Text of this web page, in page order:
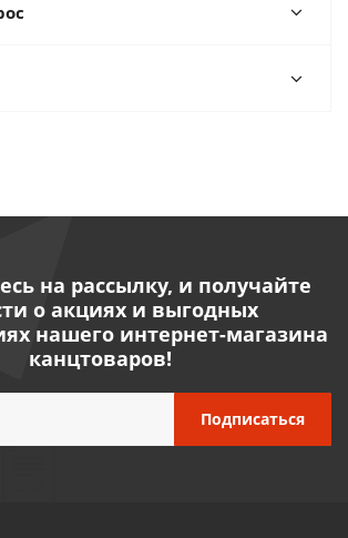
на рассылку, и получайте
о акциях и выгодных
нашего интернет-магазина
канцтоваров!